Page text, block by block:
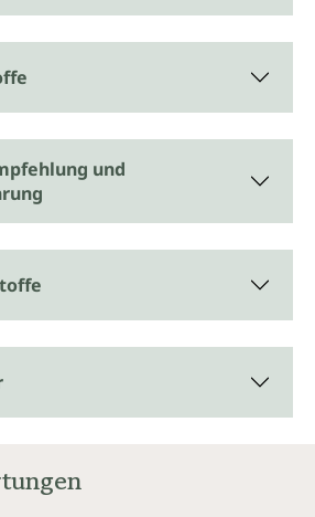
Passionsfrucht -
Seite der Passiflora
stammt ursprünglich aus
die Passionsblume schon
in zahlreichen
Hunderten Arten. Die
hat zumeist köstliche
als Maracuja und Grenadille.
Extrakt in veganer
Zusätze
Kapseln von Unimedica wird
wiederum sprühgetrocknete
und